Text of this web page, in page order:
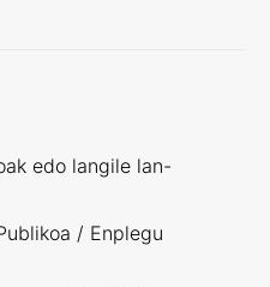
edo langile lan-
/ Enplegu